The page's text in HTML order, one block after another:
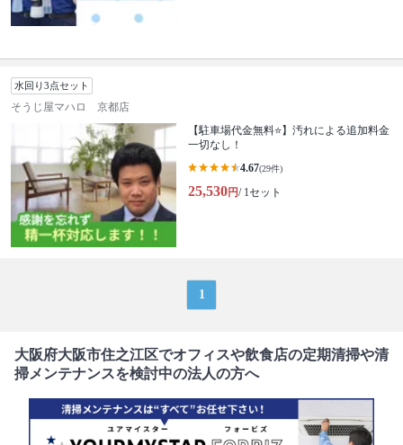
水回り3点セット
そうじ屋マハロ 京都店
【駐車場代金無料⭐️】汚れによる追加料金
一切なし！
4.67(29件)
25,530円/ 1セット
1
大阪府大阪市住之江区でオフィスや飲食店の定期清掃や清
掃メンテナンスを検討中の法人の方へ